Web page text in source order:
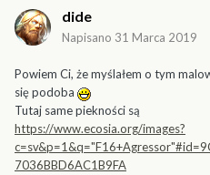
dide
Napisano 31 Marca 2019
Powiem Ci, że myślałem o tym
się podoba
Tutaj same piekności są
https://www.ecosia.org/images?
7036BBD6AC1B9FA